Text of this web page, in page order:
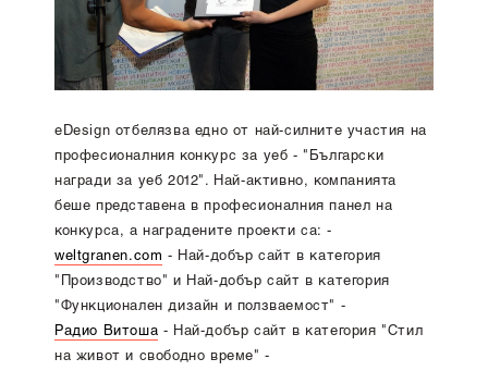
eDesign отбелязва едно от най-силните участия на
професионалния конкурс за уеб - "Български
награди за уеб 2012". Най-активно, компанията
беше представена в професионалния панел на
конкурса, а наградените проекти са: -
weltgranen.com - Най-добър сайт в категория
"Производство" и Най-добър сайт в категория
"Функционален дизайн и ползваемост" -
Радио Витоша - Най-добър сайт в категория "Стил
на живот и свободно време" -